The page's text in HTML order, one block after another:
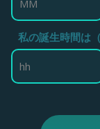
私の誕生時間は